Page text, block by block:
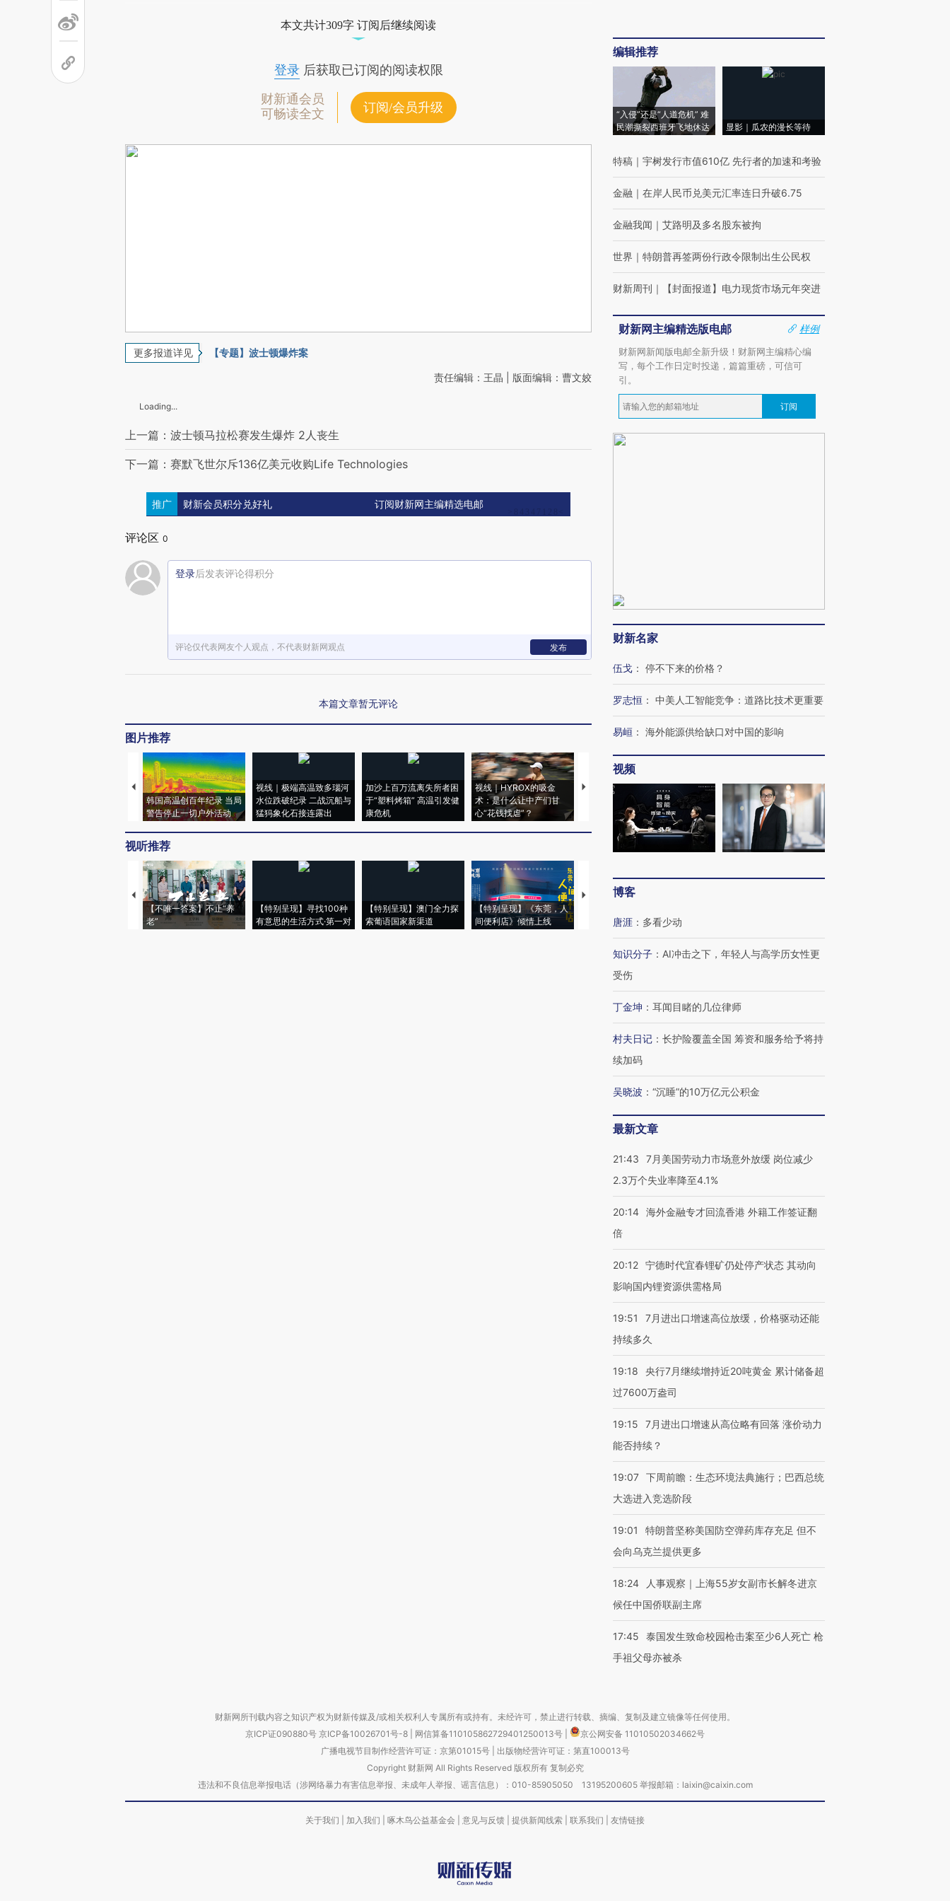
本文共计309字 订阅后继续阅读
登录后获取已订阅的阅读权限
财新通会员
可畅读全文
订阅/会员升级
更多报道详见 【专题】波士顿爆炸案
责任编辑：王晶 | 版面编辑：曹文姣
Loading...
上一篇：波士顿马拉松赛发生爆炸 2人丧生
下一篇：赛默飞世尔斥136亿美元收购Life Technologies
推广 财新会员积分兑好礼 订阅财新网主编精选电邮
评论区 0
登录后发表评论得积分
评论仅代表网友个人观点，不代表财新网观点 发布
本篇文章暂无评论
图片推荐
韩国高温创百年纪录 当局
警告停止一切户外活动
视线｜极端高温致多瑙河
水位跌破纪录 二战沉船与
猛犸象化石接连露出
加沙上百万流离失所者困
于“塑料烤箱” 高温引发健
康危机
视线｜HYROX的吸金
术：是什么让中产们甘
心“花钱找虐”？
马航飞行员跨国走私7万
粒摇头丸 尿检体内含3种
视线｜被称为“蟑螂”的印
度Z世代 用街头抗争将教
育部长拱下台
视线｜“入侵”还是“人道危
机”？难民潮撕裂西班牙
视听推荐
【不唯一答案】不止“养
老”
【特别呈现】寻找100种
有意思的生活方式·第一对
【特别呈现】澳门全力探
索葡语国家新渠道
【特别呈现】《东莞，人
间便利店》倾情上线
【推广】走进第四届链博
编辑推荐
“入侵”还是“人道危机” 难
民潮撕裂西班牙飞地休达
显影｜瓜农的漫长等待
特稿 ｜ 宇树发行市值610亿 先行者的加速和考验
金融 ｜ 在岸人民币兑美元汇率连日升破6.75
金融我闻 ｜ 艾路明及多名股东被拘
世界 ｜ 特朗普再签两份行政令限制出生公民权
财新周刊 ｜ 【封面报道】电力现货市场元年突进
财新网主编精选版电邮
样例
财新网新闻版电邮全新升级！财新网主编精心编
写，每个工作日定时投递，篇篇重磅，可信可
引。
订阅
财新名家
伍戈 ： 停不下来的价格？
罗志恒 ： 中美人工智能竞争：道路比技术更重要
易峘 ： 海外能源供给缺口对中国的影响
视频
博客
唐涯 ： 多看少动
知识分子 ： AI冲击之下，年轻人与高学历女性更
受伤
丁金坤 ： 耳闻目睹的几位律师
村夫日记 ： 长护险覆盖全国 筹资和服务给予将持
续加码
吴晓波 ： “沉睡”的10万亿元公积金
最新文章
21:43
7月美国劳动力市场意外放缓 岗位减少
2.3万个失业率降至4.1%
20:14 海外金融专才回流香港 外籍工作签证翻
倍
20:12 宁德时代宜春锂矿仍处停产状态 其动向
影响国内锂资源供需格局
19:51
7月进出口增速高位放缓，价格驱动还能
持续多久
19:18
央行7月继续增持近20吨黄金 累计储备超
过7600万盎司
19:15
7月进出口增速从高位略有回落 涨价动力
能否持续？
19:07 下周前瞻：生态环境法典施行；巴西总统
大选进入竞选阶段
19:01
特朗普坚称美国防空弹药库存充足 但不
会向乌克兰提供更多
18:24
人事观察｜上海55岁女副市长解冬进京
候任中国侨联副主席
17:45
泰国发生致命校园枪击案至少6人死亡 枪
手祖父母亦被杀
财新网所刊载内容之知识产权为财新传媒及/或相关权利人专属所有或持有。未经许可，禁止进行转载、摘编、复制及建立镜像等任何使用。
京ICP证090880号 京ICP备10026701号-8 网信算备110105862729401250013号
京公网安备 11010502034662号
广播电视节目制作经营许可证：京第01015号| 出版物经营许可证：第直100013号
Copyright 财新网 All Rights Reserved 版权所有 复制必究
违法和不良信息举报电话（涉网络暴力有害信息举报、未成年人举报、谣言信息）：010-85905050 13195200605 举报邮箱：laixin@caixin.com
关于我们 加入我们 啄木鸟公益基金会 意见与反馈 提供新闻线索 联系我们 友情链接